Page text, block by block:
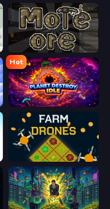
More Ore
Hot
Planet Destroy Idle
Farm Drones